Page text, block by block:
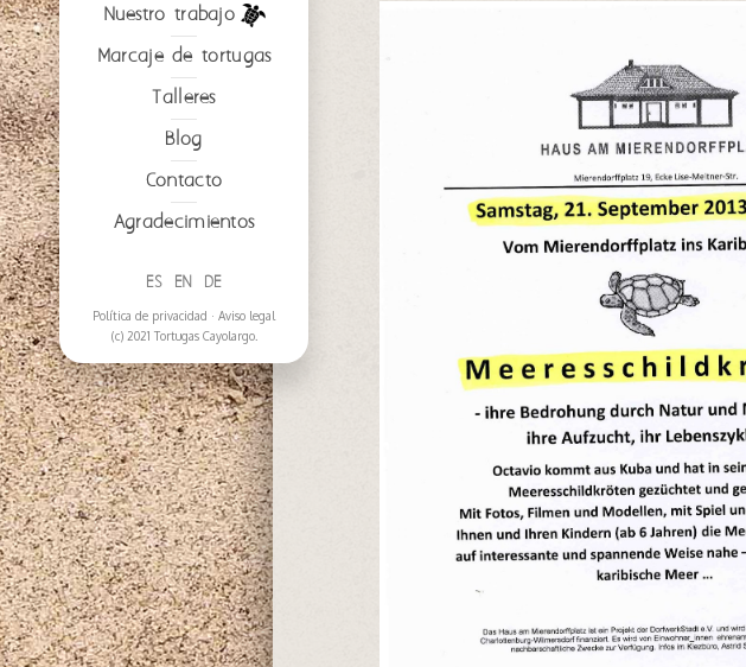
Nuestro trabajo
Marcaje de tortugas
Talleres
Blog
Contacto
Agradecimientos
ES EN DE
Política de privacidad ·Aviso legal
(c) 2021 Tortugas Cayolargo.